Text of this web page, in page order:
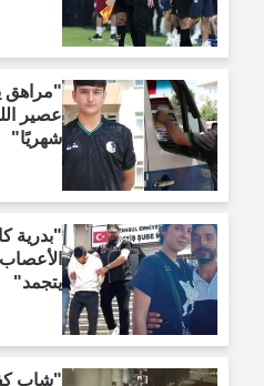
شهريًا"
"بدرية
الأعصاب
يتجمد"
"شاب